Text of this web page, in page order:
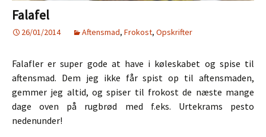
Falafel
26/01/2014 Aftensmad, Frokost, Opskrifter
Falafler er super gode at have i køleskabet og spise til
aftensmad. Dem jeg ikke får spist op til aftensmaden,
gemmer jeg altid, og spiser til frokost de næste mange
dage oven på rugbrød med f.eks. Urtekrams pesto
nedenunder!